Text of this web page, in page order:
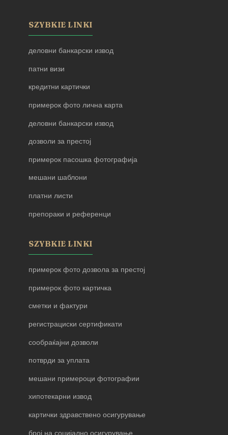
SZYBKIE LINKI
деловни банкарски извод
патни визи
кредитни картички
примерок фото лична карта
деловни банкарски извод
дозволи за престој
примерок пасошка фотографија
мешани шаблони
платни листи
препораки и референци
SZYBKIE LINKI
примерок фото дозвола за престој
примерок фото картичка
сметки и фактури
регистрациски сертификати
сообраќајни дозволи
потврди за уплата
мешани примероци фотографии
хипотекарни извод
картички здравствено осигурување
број на социјално осигурување